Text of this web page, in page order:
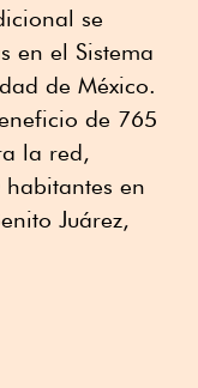
se
en el Sistema
de México.
de 765
la red,
en
Juárez,